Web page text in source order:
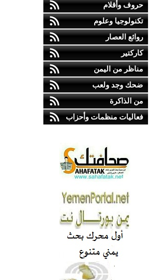
حروف وأقلام
تكنولوجيا وعلوم
روائع العصار
كاركتير
مناظر من اليمن
ضحك وجد ولعب
من الذاكرة
فعاليات منظمات وأحزاب